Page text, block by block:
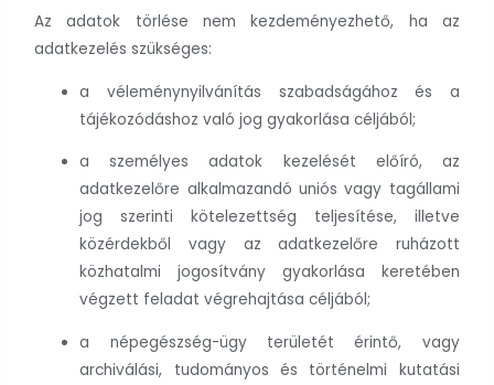
Az adatok törlése nem kezdeményezhető, ha az
adatkezelés szükséges:
a véleménynyilvánítás szabadságához és a
tájékozódáshoz való jog gyakorlása céljából;
a személyes adatok kezelését előíró, az
adatkezelőre alkalmazandó uniós vagy tagállami
jog szerinti kötelezettség teljesítése, illetve
közérdekből vagy az adatkezelőre ruházott
közhatalmi jogosítvány gyakorlása keretében
végzett feladat végrehajtása céljából;
a népegészség-ügy területét érintő, vagy
archiválási, tudományos és történelmi kutatási